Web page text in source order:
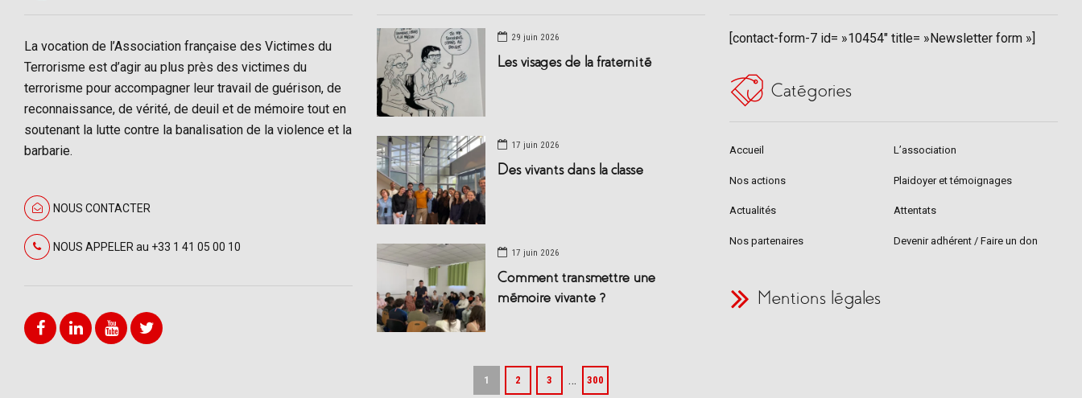
La vocation de l’Association française des Victimes du
Terrorisme est d’agir au plus près des victimes du
terrorisme pour accompagner leur travail de guérison, de
reconnaissance, de vérité, de deuil et de mémoire tout en
soutenant la lutte contre la banalisation de la violence et la
barbarie.
NOUS CONTACTER
NOUS APPELER au +33 1 41 05 00 10
29 juin 2026
Les visages de la fraternité
17 juin 2026
Des vivants dans la classe
17 juin 2026
Comment transmettre une
mémoire vivante ?
1 2 3 … 300
[contact-form-7 id= »10454″ title= »Newsletter form »]
Catégories
Accueil L’association
Nos actions Plaidoyer et témoignages
Actualités Attentats
Nos partenaires Devenir adhérent / Faire un don
Mentions légales